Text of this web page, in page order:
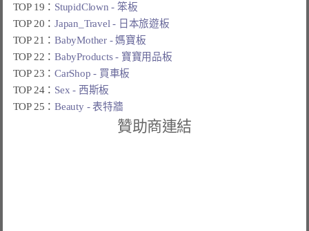
TOP 19： StupidClown - 笨板
TOP 20：Japan_Travel - 日本旅遊板
TOP 21：BabyMother - 媽寶板
TOP 22：BabyProducts - 寶寶用品板
TOP 23：CarShop - 買車板
TOP 24： Sex - 西斯板
TOP 25：Beauty - 表特牆
贊助商連結